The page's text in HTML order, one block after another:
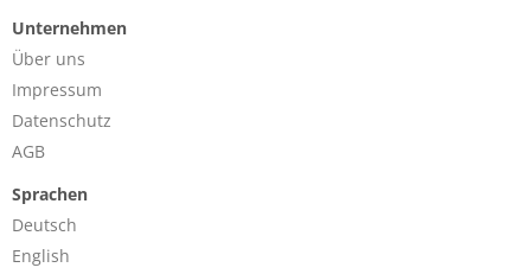
kommen. Jetzt Tickets sichern!
Unternehmen
Über uns
Impressum
Datenschutz
AGB
Sprachen
Deutsch
English